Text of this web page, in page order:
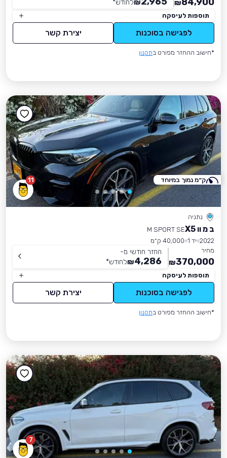
₪
₪לחודש*
תוספות לעיסקה
לפגישה בסוכנות יצירת קשר
*חישוב ההחזר מפורט בתקנון
11
נתניה
ב מ וו X5
M SPORT SE
2022 יד 1
40,000 ק״מ
מחיר
370,000
₪
החזר חודשי מ-
4,286
₪לחודש*
תוספות לעיסקה
לפגישה בסוכנות יצירת קשר
*חישוב ההחזר מפורט בתקנון
ק״מ נמוך במיוחד
7